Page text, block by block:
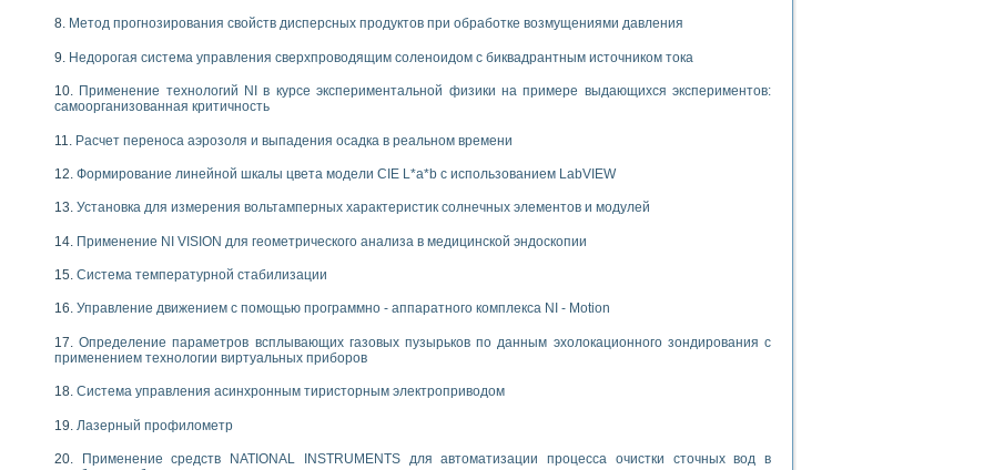
Метод прогнозирования свойств дисперсных продуктов при обработке возмущениями давления
Недорогая система управления сверхпроводящим соленоидом с биквадрантным источником тока
Применение технологий NI в курсе экспериментальной физики на примере выдающихся экспериментов:
самоорганизованная критичность
Расчет переноса аэрозоля и выпадения осадка в реальном времени
Формирование линейной шкалы цвета модели CIE L*a*b с использованием LabVIEW
Установка для измерения вольтамперных характеристик солнечных элементов и модулей
Применение NI VISION для геометрического анализа в медицинской эндоскопии
Система температурной стабилизации
Управление движением с помощью программно - аппаратного комплекса NI - Motion
Определение параметров всплывающих газовых пузырьков по данным эхолокационного зондирования с
применением технологии виртуальных приборов
Система управления асинхронным тиристорным электроприводом
Лазерный профилометр
Применение средств NATIONAL INSTRUMENTS для автоматизации процесса очистки сточных вод в